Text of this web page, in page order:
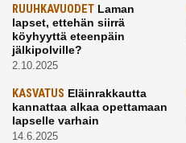
RUUHKAVUODET Laman
lapset, ettehän siirrä
köyhyyttä eteenpäin
jälkipolville?
2.10.2025
KASVATUS Eläinrakkautta
kannattaa alkaa opettamaan
lapselle varhain
14.6.2025